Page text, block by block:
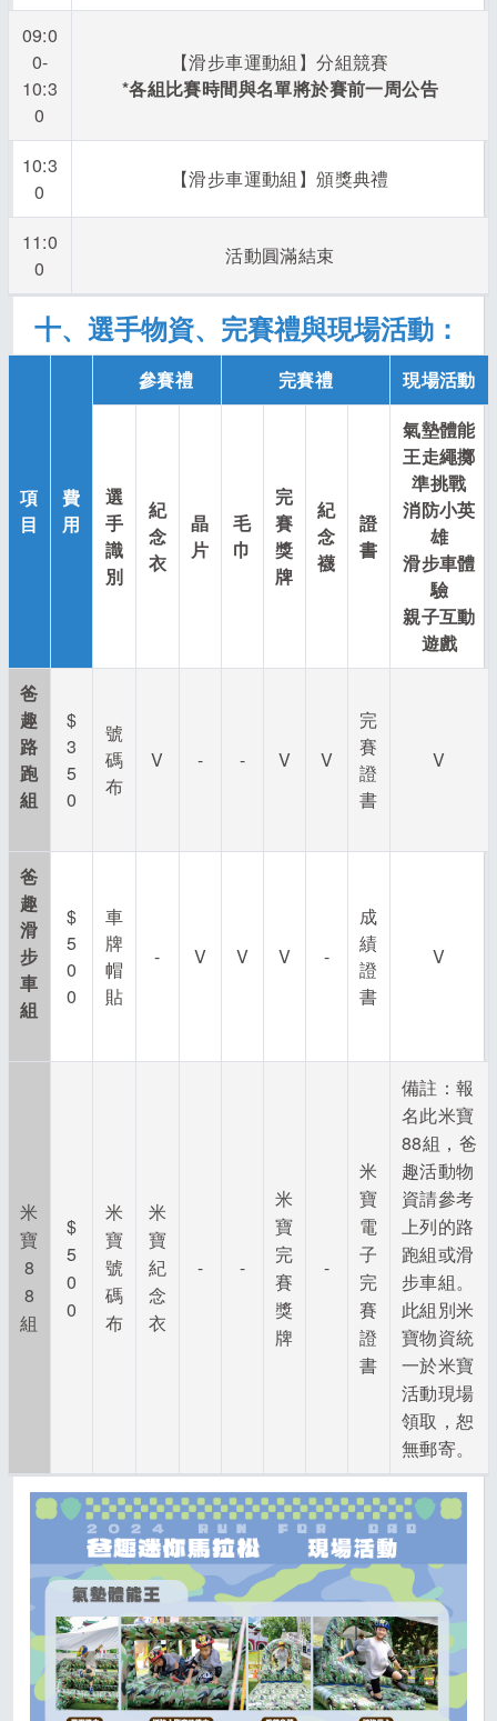
09:0
0-
10:3
0
【滑步車運動組】分組競賽
*各組比賽時間與名單將於賽前一周公告
10:3
0
【滑步車運動組】頒獎典禮
11:0
0
活動圓滿結束
十、選手物資、完賽禮與現場活動：
項
目
費
用
參賽禮 完賽禮 現場活動
選
手
識
別
紀
念
衣
晶
片
毛
巾
完
賽
獎
牌
紀
念
襪
證
書
氣墊體能
王走繩擲
準挑戰
消防小英
雄
滑步車體
驗
親子互動
遊戲
爸
趣
路
跑
組
$
3
5
0
號
碼
布
V - - V V
完
賽
證
書
V
爸
趣
滑
步
車
組
$
5
0
0
車
牌
帽
貼
- V V V -
成
績
證
書
V
米
寶
8
8
組
$
5
0
0
米
寶
號
碼
布
米
寶
紀
念
衣
- -
米
寶
完
賽
獎
牌
-
米
寶
電
子
完
賽
證
書
備註：報
名此米寶
88組，爸
趣活動物
資請參考
上列的路
跑組或滑
步車組。
此組別米
寶物資統
一於米寶
活動現場
領取，恕
無郵寄。